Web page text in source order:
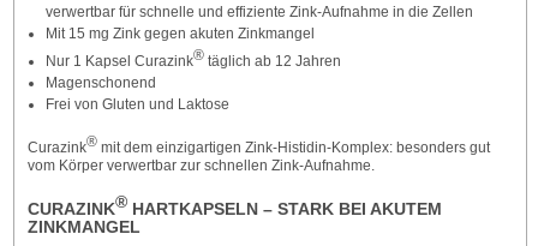
verwertbar für schnelle und effiziente Zink-Aufnahme in die Zellen
Mit 15 mg Zink gegen akuten Zinkmangel
Nur 1 Kapsel Curazink®täglich ab 12 Jahren
Magenschonend
Frei von Gluten und Laktose
Curazink®mit dem einzigartigen Zink-Histidin-Komplex: besonders gut
vom Körper verwertbar zur schnellen Zink-Aufnahme.
CURAZINK®HARTKAPSELN – STARK BEI AKUTEM
ZINKMANGEL